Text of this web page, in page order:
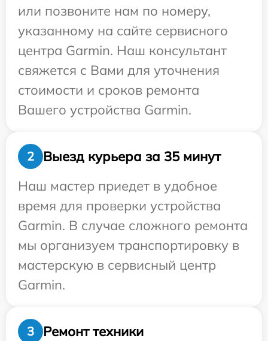
или позвоните нам по номеру,
указанному на сайте сервисного
центра Garmin. Наш консультант
свяжется с Вами для уточнения
стоимости и сроков ремонта
Вашего устройства Garmin.
2
Выезд курьера за 35 минут
Наш мастер приедет в удобное
время для проверки устройства
Garmin. В случае сложного ремонта
мы организуем транспортировку в
мастерскую в сервисный центр
Garmin.
3 Ремонт техники